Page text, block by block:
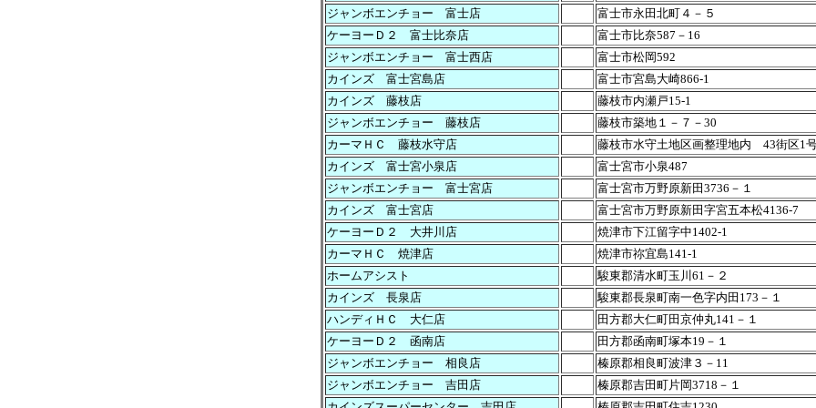
ジャンボエンチョー 富士店
富士市永田北町４－５
ケーヨーＤ２ 富士比奈店
富士市比奈587－16
ジャンボエンチョー 富士西店
富士市松岡592
カインズ 富士宮島店
富士市宮島大崎866-1
カインズ 藤枝店
藤枝市内瀬戸15-1
ジャンボエンチョー 藤枝店
藤枝市築地１－７－30
カーマＨＣ 藤枝水守店
藤枝市水守土地区画整理地内 43街区1
カインズ 富士宮小泉店
富士宮市小泉487
ジャンボエンチョー 富士宮店
富士宮市万野原新田3736－１
カインズ 富士宮店
富士宮市万野原新田字宮五本松4136-7
ケーヨーＤ２ 大井川店
焼津市下江留字中1402-1
カーマＨＣ 焼津店
焼津市祢宜島141-1
ホームアシスト
駿東郡清水町玉川61－２
カインズ 長泉店
駿東郡長泉町南一色字内田173－１
ハンディＨＣ 大仁店
田方郡大仁町田京仲丸141－１
ケーヨーＤ２ 函南店
田方郡函南町塚本19－１
ジャンボエンチョー 相良店
榛原郡相良町波津３－11
ジャンボエンチョー 吉田店
榛原郡吉田町片岡3718－１